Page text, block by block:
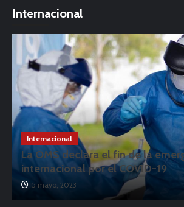
Internacional
Internacional
La OMS declara el fin de la
internacional por el COVID-19
5 mayo, 2023